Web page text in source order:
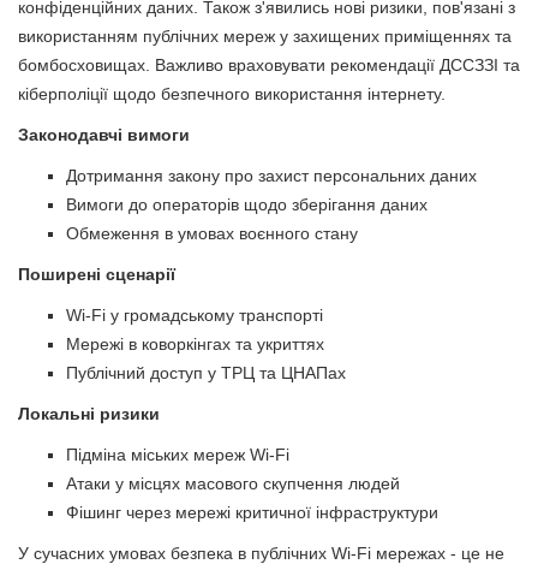
конфіденційних даних. Також з'явились нові ризики, пов'язані з
використанням публічних мереж у захищених приміщеннях та
бомбосховищах. Важливо враховувати рекомендації ДССЗЗІ та
кіберполіції щодо безпечного використання інтернету.
Законодавчі вимоги
Дотримання закону про захист персональних даних
Вимоги до операторів щодо зберігання даних
Обмеження в умовах воєнного стану
Поширені сценарії
Wi-Fi у громадському транспорті
Мережі в коворкінгах та укриттях
Публічний доступ у ТРЦ та ЦНАПах
Локальні ризики
Підміна міських мереж Wi-Fi
Атаки у місцях масового скупчення людей
Фішинг через мережі критичної інфраструктури
У сучасних умовах безпека в публічних Wi-Fi мережах - це не